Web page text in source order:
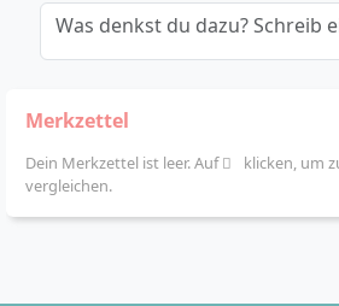
Was denkst du dazu? Schreib
Merkzettel
Dein Merkzettel ist leer. Auf
klicken, um
vergleichen.